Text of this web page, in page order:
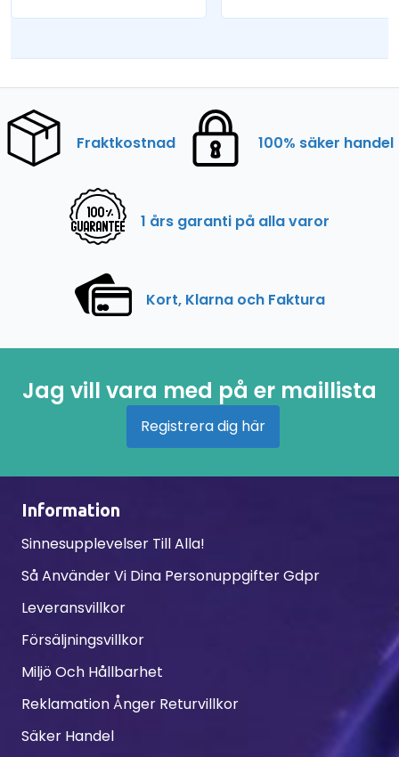
Fraktkostnad 100% säker handel
1 års garanti på alla varor
Kort, Klarna och Faktura
Jag vill vara med på er maillista
Registrera dig här
Information
Sinnesupplevelser Till Alla!
Så Använder Vi Dina Personuppgifter Gdpr
Leveransvillkor
Försäljningsvillkor
Miljö Och Hållbarhet
Reklamation Ånger Returvillkor
Säker Handel